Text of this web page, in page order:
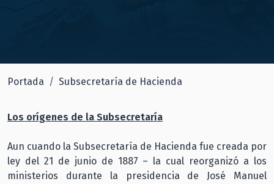
Portada Subsecretaría de Hacienda
Los orígenes de la Subsecretaría
Aun cuando la Subsecretaría de Hacienda fue creada por
ley del 21 de junio de 1887 – la cual reorganizó a los
ministerios durante la presidencia de José Manuel